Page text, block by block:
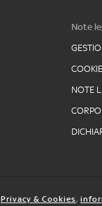
Note
NOTE
Privacy & Cookies,